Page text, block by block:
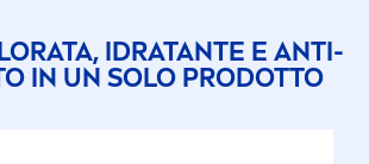
ATA, IDRATANTE E ANTI-
IN UN SOLO PRODOTTO